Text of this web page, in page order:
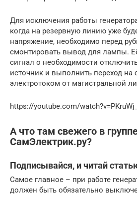
Для исключения работы
когда на резервную линию уже
напряжение, необходимо перед
смонтировать вывод для лампы.
сигнал о необходимости
источник и выполнить переход на
электротоком от магистральной
https://youtube.com/
А что там свежего в
СамЭлектрик.ру?
Подписывайся, и читай
Самое главное – при работе
должен быть обязательно